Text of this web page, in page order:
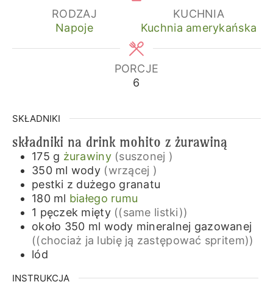
RODZAJ
Napoje
KUCHNIA
Kuchnia amerykańska
PORCJE
6
SKŁADNIKI
składniki na drink mohito z żurawiną
175 g żurawiny (suszonej )
350 ml wody (wrzącej )
pestki z dużego granatu
180 ml białego rumu
1 pęczek mięty ((same listki))
około 350 ml wody mineralnej gazowanej
((chociaż ja lubię ją zastępować spritem))
lód
INSTRUKCJA